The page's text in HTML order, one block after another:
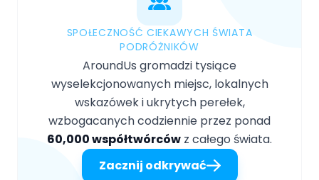
SPOŁECZNOŚĆ CIEKAWYCH ŚWIATA
PODRÓŻNIKÓW
AroundUs gromadzi tysiące
wyselekcjonowanych miejsc, lokalnych
wskazówek i ukrytych perełek,
wzbogacanych codziennie przez ponad
60,000 współtwórców z całego świata.
Zacznij odkrywać